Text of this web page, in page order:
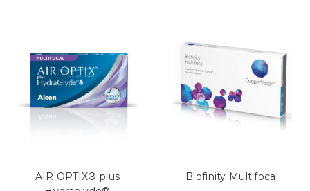
AIR OPTIX® plus
Biofinity Multifocal